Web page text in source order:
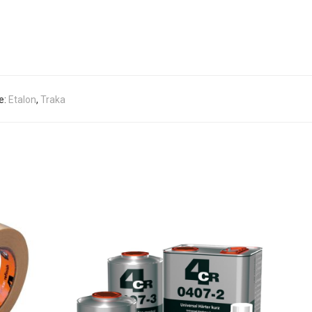
Etalon, Traka